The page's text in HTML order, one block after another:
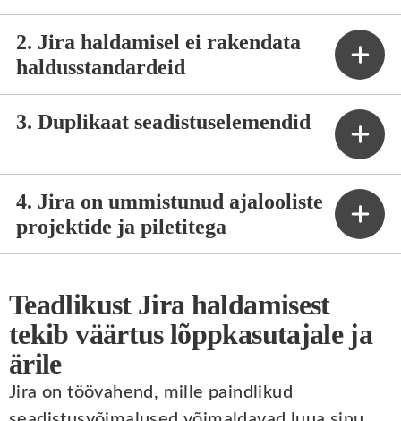
2. Jira haldamisel ei rakendata
haldusstandardeid
3. Duplikaat seadistuselemendid
4. Jira on ummistunud ajalooliste
projektide ja piletitega
Teadlikust Jira haldamisest
tekib väärtus lõppkasutajale ja
ärile
Jira on töövahend, mille paindlikud